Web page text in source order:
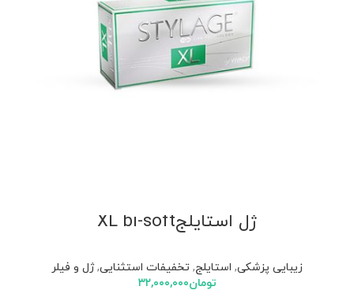
ژل استایلجXL bi-soft
زیبایی پزشکی, استایلج, تخفیفات استثنایی,ژل و فیلر
تومان۳۲,۰۰۰,۰۰۰